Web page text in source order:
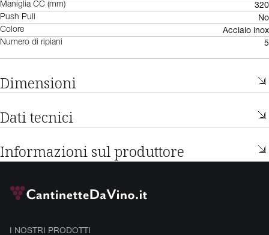
Maniglia CC (mm) 320
Push Pull No
Colore Acciaio inox
Numero di ripiani 5
Dimensioni
Dati tecnici
Informazioni sul produttore
I NOSTRI PRODOTTI